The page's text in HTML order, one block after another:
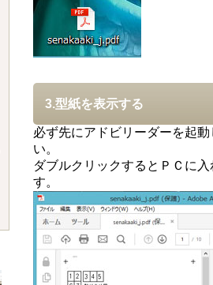
3.型紙を表示する
必ず先にアドビリーダーを起
い。
ダブルクリックするとＰＣに
す。